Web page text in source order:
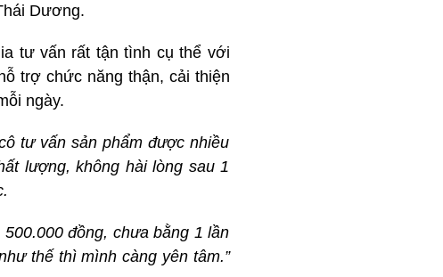
Dương.
tư vấn rất tận tình cụ thể với
trợ chức năng thận, cải thiện
ngày.
tư vấn sản phẩm được nhiều
lượng, không hài lòng sau 1
đồng, chưa bằng 1 lần
thế thì mình càng yên tâm.”